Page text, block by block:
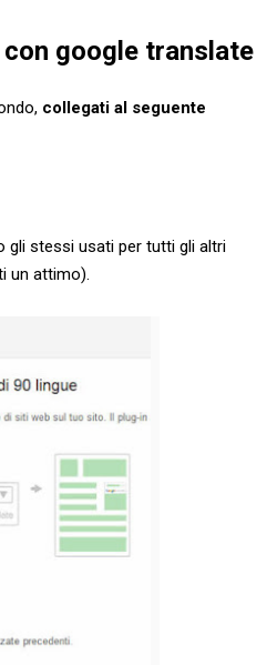
google translate
collegati al seguente
gli stessi usati per tutti gli altri
un attimo).